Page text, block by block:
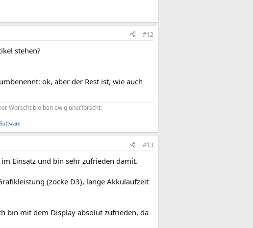
#12
stehen?
ok, aber der Rest ist, wie auch
Worscht bleiben ewig unerforscht.
#13
Einsatz und bin sehr zufrieden damit.
(zocke D3), lange Akkulaufzeit
bin mit dem Display absolut zufrieden, da